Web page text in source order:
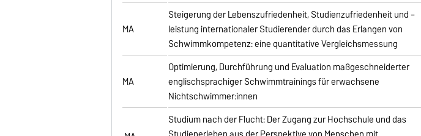
MA
Steigerung der Lebenszufriedenheit, Studienzufriedenheit und –
leistung internationaler Studierender durch das Erlangen von
Schwimmkompetenz: eine quantitative Vergleichsmessung
MA
Optimierung, Durchführung und Evaluation maßgeschneiderter
englischsprachiger Schwimmtrainings für erwachsene
Nichtschwimmer:innen
Studium nach der Flucht: Der Zugang zur Hochschule und das